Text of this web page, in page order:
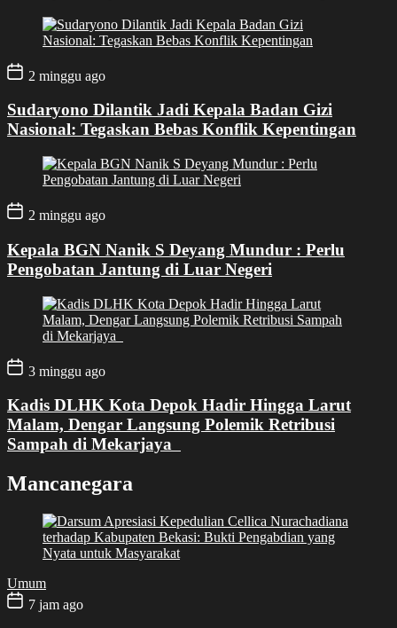
2 minggu ago
Sudaryono Dilantik Jadi Kepala Badan Gizi
Nasional: Tegaskan Bebas Konflik Kepentingan
2 minggu ago
Kepala BGN Nanik S Deyang Mundur : Perlu
Pengobatan Jantung di Luar Negeri
3 minggu ago
Kadis DLHK Kota Depok Hadir Hingga Larut
Malam, Dengar Langsung Polemik Retribusi
Sampah di Mekarjaya
Mancanegara
Umum
7 jam ago